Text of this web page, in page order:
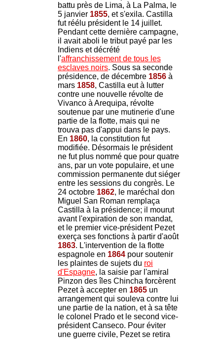
battu près de Lima, à La Palma, le
5 janvier 1855, et s'exila. Castilla
fut réélu président le 14 juillet.
Pendant cette dernière campagne,
il avait aboli le tribut payé par les
Indiens et décrété
l'affranchissement de tous les
esclaves noirs. Sous sa seconde
présidence, de décembre 1856 à
mars 1858, Castilla eut à lutter
contre une nouvelle révolte de
Vivanco à Arequipa, révolte
soutenue par une mutinerie d'une
partie de la flotte, mais qui ne
trouva pas d'appui dans le pays.
En 1860, la constitution fut
modifiée. Désormais le président
ne fut plus nommé que pour quatre
ans, par un vote populaire, et une
commission permanente dut siéger
entre les sessions du congrès. Le
24 octobre 1862, le maréchal don
Miguel San Roman remplaça
Castilla à la présidence; il mourut
avant l'expiration de son mandat,
et le premier vice-président Pezet
exerça ses fonctions à partir d'août
1863. L'intervention de la flotte
espagnole en 1864 pour soutenir
les plaintes de sujets du roi
d'Espagne, la saisie par l'amiral
Pinzon des îles Chincha forcèrent
Pezet à accepter en 1865 un
arrangement qui souleva contre lui
une partie de la nation, et à sa tête
le colonel Prado et le second vice-
président Canseco. Pour éviter
une guerre civile, Pezet se retira